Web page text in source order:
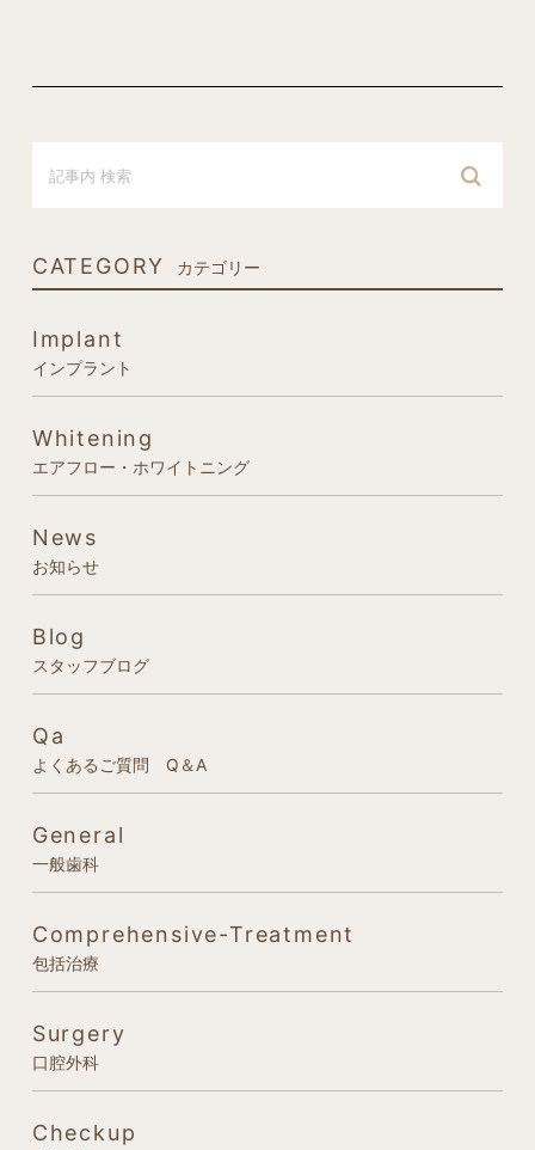
CATEGORY カテゴリー
Implant
インプラント
Whitening
エアフロー・ホワイトニング
News
お知らせ
Blog
スタッフブログ
Qa
よくあるご質問 Q＆A
General
一般歯科
Comprehensive-Treatment
包括治療
Surgery
口腔外科
Checkup